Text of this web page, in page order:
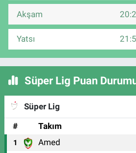
Akşam
Yatsı
Süper Lig Puan
Süper Lig
#
Takım
1 Amed